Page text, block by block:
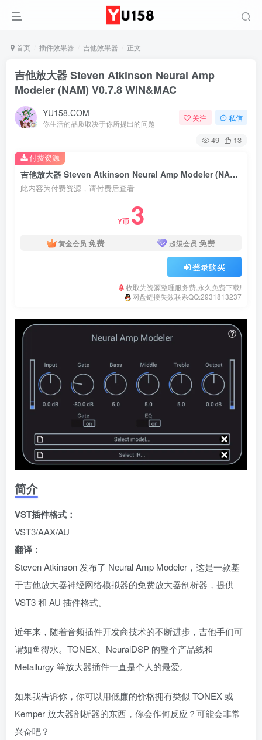
首页 插件效果器 吉他效果器 正文
吉他放大器 Steven Atkinson Neural Amp
Modeler (NAM) V0.7.8 WIN&MAC
YU158.COM
你生活的品质取决于你所提出的问题
关注 私信
49 13
吉他放大器 Steven Atkinson Neural Amp Modeler (NAM) V0.7.8 WIN&MAC
此内容为付费资源，请付费后查看
Y币 3
黄金会员 免费 超级会员 免费
登录购买
收取为资源整理服务费,永久免费下载!
网盘链接失效联系QQ:2931813237
付费资源
简介
VST插件格式：
VST3/AAX/AU
翻译：
Steven Atkinson 发布了 Neural Amp Modeler，这是一款基
于吉他放大器神经网络模拟器的免费放大器剖析器，提供
VST3 和 AU 插件格式。
近年来，随着音频插件开发商技术的不断进步，吉他手们可
谓如鱼得水。TONEX、NeuralDSP 的整个产品线和
Metallurgy 等放大器插件一直是个人的最爱。
如果我告诉你，你可以用低廉的价格拥有类似 TONEX 或
Kemper 放大器剖析器的东西，你会作何反应？可能会非常
兴奋吧？